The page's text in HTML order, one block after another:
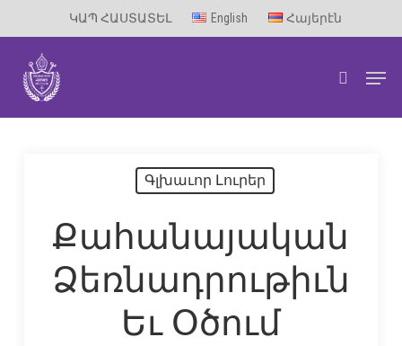
main
content
ԿԱՊ ՀԱՍՏԱՏԵԼ English Հայերէն
search
Գլխաւոր Լուրեր
Քահանայական
Ձեռնադրութիւն
Եւ Օծում